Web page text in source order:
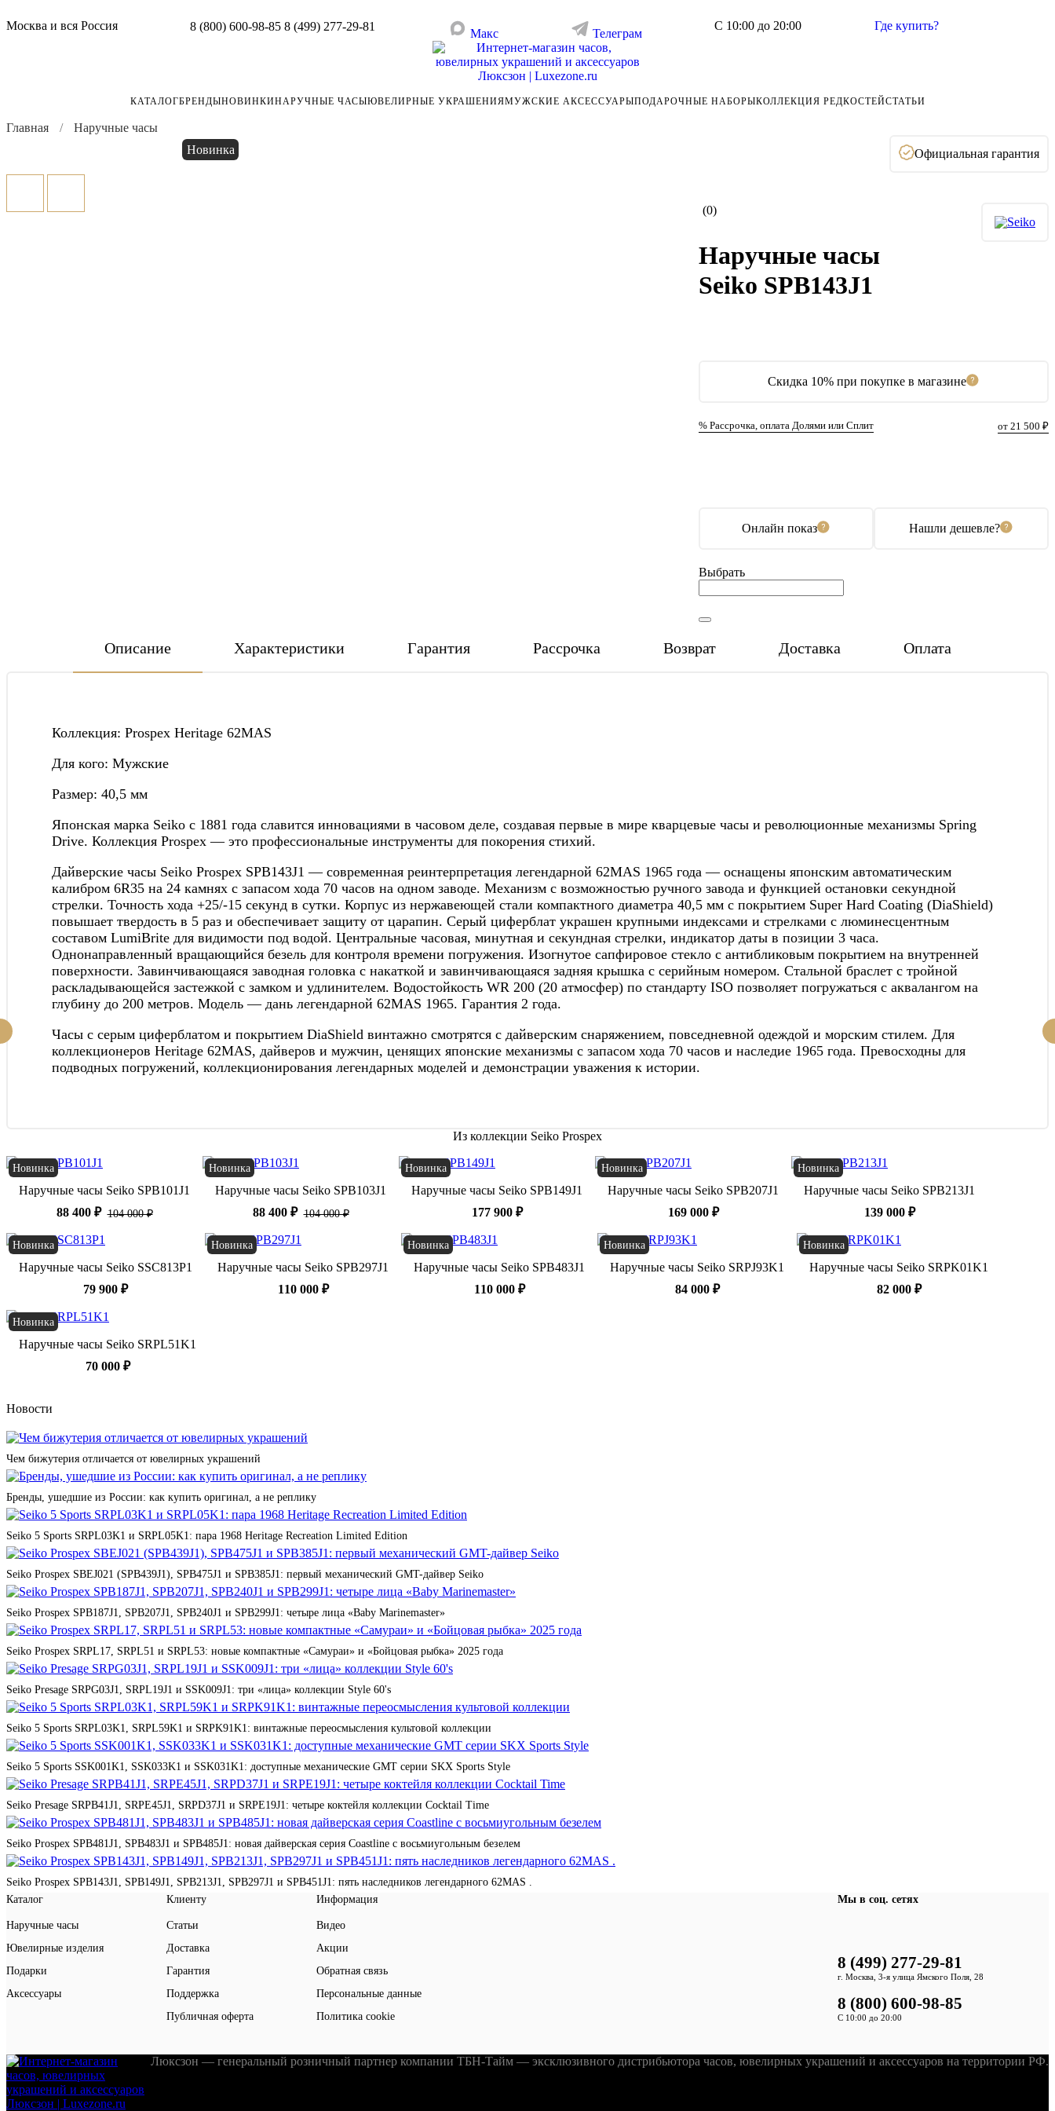
Москва и вся Россия 8 (800) 600-98-85 8 (499) 277-29-81
Макс Телеграм
С 10:00 до 20:00 Где купить?
КАТАЛОГБРЕНДЫНОВИНКИНАРУЧНЫЕ ЧАСЫЮВЕЛИРНЫЕ УКРАШЕНИЯМУЖСКИЕ АКСЕССУАРЫПОДАРОЧНЫЕ НАБОРЫКОЛЛЕКЦИЯ РЕДКОСТЕЙСТАТЬИ
Главная
Наручные часы
Новинка
Официальная гарантия
(0)
Скидка 10% при покупке в магазине
% Рассрочка, оплата Долями или Сплит от 21 500 ₽
Наручные часы
Seiko SPB143J1
Онлайн показ Нашли дешевле?
Выбрать
Описание Характеристики Гарантия Рассрочка Возврат Доставка Оплата
Коллекция: Prospex Heritage 62MAS
Для кого: Мужские
Размер: 40,5 мм
Японская марка Seiko с 1881 года славится инновациями в часовом деле, создавая первые в мире кварцевые часы и революционные механизмы Spring
Drive. Коллекция Prospex — это профессиональные инструменты для покорения стихий.
Дайверские часы Seiko Prospex SPB143J1 — современная реинтерпретация легендарной 62MAS 1965 года — оснащены японским автоматическим
калибром 6R35 на 24 камнях с запасом хода 70 часов на одном заводе. Механизм с возможностью ручного завода и функцией остановки секундной
стрелки. Точность хода +25/-15 секунд в сутки. Корпус из нержавеющей стали компактного диаметра 40,5 мм с покрытием Super Hard Coating (DiaShield)
повышает твердость в 5 раз и обеспечивает защиту от царапин. Серый циферблат украшен крупными индексами и стрелками с люминесцентным
составом LumiBrite для видимости под водой. Центральные часовая, минутная и секундная стрелки, индикатор даты в позиции 3 часа.
Однонаправленный вращающийся безель для контроля времени погружения. Изогнутое сапфировое стекло с антибликовым покрытием на внутренней
поверхности. Завинчивающаяся заводная головка с накаткой и завинчивающаяся задняя крышка с серийным номером. Стальной браслет с тройной
раскладывающейся застежкой с замком и удлинителем. Водостойкость WR 200 (20 атмосфер) по стандарту ISO позволяет погружаться с аквалангом на
глубину до 200 метров. Модель — дань легендарной 62MAS 1965. Гарантия 2 года.
Часы с серым циферблатом и покрытием DiaShield винтажно смотрятся с дайверским снаряжением, повседневной одеждой и морским стилем. Для
коллекционеров Heritage 62MAS, дайверов и мужчин, ценящих японские механизмы с запасом хода 70 часов и наследие 1965 года. Превосходны для
подводных погружений, коллекционирования легендарных моделей и демонстрации уважения к истории.
Из коллекции Seiko Prospex
Новинка
Наручные часы Seiko SPB101J1
88 400 ₽ 104 000 ₽
Новинка
Наручные часы Seiko SPB103J1
88 400 ₽ 104 000 ₽
Новинка
Наручные часы Seiko SPB149J1
177 900 ₽
Новинка
Наручные часы Seiko SPB207J1
169 000 ₽
Новинка
Наручные часы Seiko SPB213J1
139 000 ₽
Новинка
Наручные часы Seiko SSC813P1
79 900 ₽
Новинка
Наручные часы Seiko SPB297J1
110 000 ₽
Новинка
Наручные часы Seiko SPB483J1
110 000 ₽
Новинка
Наручные часы Seiko SRPJ93K1
84 000 ₽
Новинка
Наручные часы Seiko SRPK01K1
82 000 ₽
Новинка
Наручные часы Seiko SRPL51K1
70 000 ₽
Новости
Чем бижутерия отличается от ювелирных украшений
Бренды, ушедшие из России: как купить оригинал, а не реплику
Seiko 5 Sports SRPL03K1 и SRPL05K1: пара 1968 Heritage Recreation Limited Edition
Seiko Prospex SBEJ021 (SPB439J1), SPB475J1 и SPB385J1: первый механический GMT-дайвер Seiko
Seiko Prospex SPB187J1, SPB207J1, SPB240J1 и SPB299J1: четыре лица «Baby Marinemaster»
Seiko Prospex SRPL17, SRPL51 и SRPL53: новые компактные «Самураи» и «Бойцовая рыбка» 2025 года
Seiko Presage SRPG03J1, SRPL19J1 и SSK009J1: три «лица» коллекции Style 60's
Seiko 5 Sports SRPL03K1, SRPL59K1 и SRPK91K1: винтажные переосмысления культовой коллекции
Seiko 5 Sports SSK001K1, SSK033K1 и SSK031K1: доступные механические GMT серии SKX Sports Style
Seiko Presage SRPB41J1, SRPE45J1, SRPD37J1 и SRPE19J1: четыре коктейля коллекции Cocktail Time
Seiko Prospex SPB481J1, SPB483J1 и SPB485J1: новая дайверская серия Coastline с восьмиугольным безелем
Seiko Prospex SPB143J1, SPB149J1, SPB213J1, SPB297J1 и SPB451J1: пять наследников легендарного 62MAS .
Каталог
Наручные часы
Ювелирные изделия
Подарки
Аксессуары
Клиенту
Статьи
Доставка
Гарантия
Поддержка
Публичная оферта
Информация
Видео
Акции
Обратная связь
Персональные данные
Политика cookie
Мы в соц. сетях
8 (499) 277-29-81
г. Москва, 3-я улица Ямского Поля, 28
8 (800) 600-98-85
С 10:00 до 20:00
Люксзон — генеральный розничный партнер компании ТБН-Тайм — эксклюзивного дистрибьютора часов, ювелирных украшений и аксессуаров на территории РФ.